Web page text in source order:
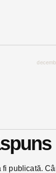
fi publicată.